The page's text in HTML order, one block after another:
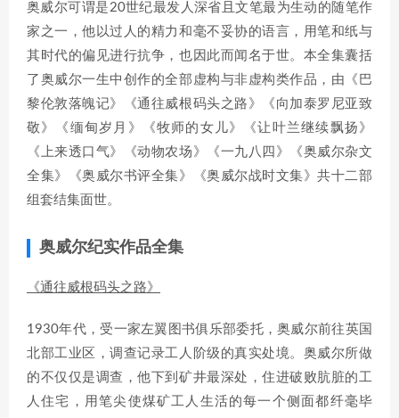
奥威尔可谓是20世纪最发人深省且文笔最为生动的随笔作
家之一，他以过人的精力和毫不妥协的语言，用笔和纸与
其时代的偏见进行抗争，也因此而闻名于世。本全集囊括
了奥威尔一生中创作的全部虚构与非虚构类作品，由《巴
黎伦敦落魄记》《通往威根码头之路》《向加泰罗尼亚致
敬》《缅甸岁月》《牧师的女儿》《让叶兰继续飘扬》
《上来透口气》《动物农场》《一九八四》《奥威尔杂文
全集》《奥威尔书评全集》《奥威尔战时文集》共十二部
组套结集面世。
奥威尔纪实作品全集
《通往威根码头之路》
1930年代，受一家左翼图书俱乐部委托，奥威尔前往英国
北部工业区，调查记录工人阶级的真实处境。奥威尔所做
的不仅仅是调查，他下到矿井最深处，住进破败肮脏的工
人住宅，用笔尖使煤矿工人生活的每一个侧面都纤毫毕